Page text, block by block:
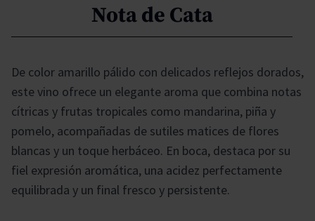
Nota de Cata
De color amarillo pálido con delicados reflejos dorados,
este vino ofrece un elegante aroma que combina notas
cítricas y frutas tropicales como mandarina, piña y
pomelo, acompañadas de sutiles matices de flores
blancas y un toque herbáceo. En boca, destaca por su
fiel expresión aromática, una acidez perfectamente
equilibrada y un final fresco y persistente.